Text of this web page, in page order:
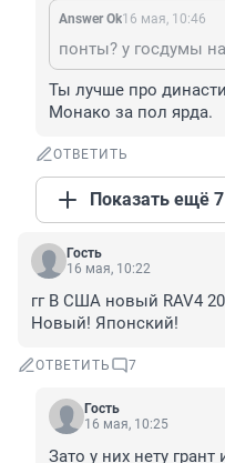
Answer Ok16 мая, 10:46
Ты лучше про
Монако за пол ярда.
ОТВЕТИТЬ
Показать ещё
Гость
16 мая, 10:22
гг В США новый RAV4
Новый! Японский!
ОТВЕТИТЬ 7
Гость
16 мая, 10:25
Зато у них нету